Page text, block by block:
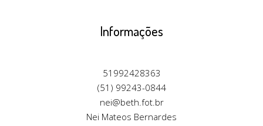
Informações
51992428363
(51) 99243-0844
nei@beth.fot.br
Nei Mateos Bernardes